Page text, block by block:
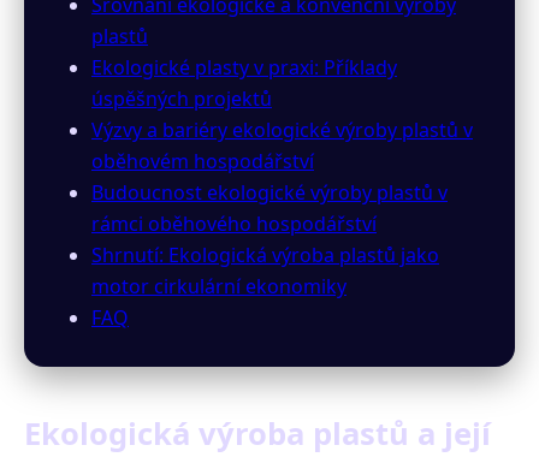
Srovnání ekologické a konvenční výroby
plastů
Ekologické plasty v praxi: Příklady
úspěšných projektů
Výzvy a bariéry ekologické výroby plastů v
oběhovém hospodářství
Budoucnost ekologické výroby plastů v
rámci oběhového hospodářství
Shrnutí: Ekologická výroba plastů jako
motor cirkulární ekonomiky
FAQ
Ekologická výroba plastů a její